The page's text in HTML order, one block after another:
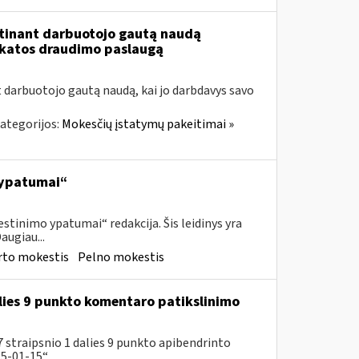
darbuotojo gautą naudą
draudimo paslaugą
gautą naudą, kai jo darbdavys savo
Mokesčių įstatymų pakeitimai »
ypatumai“ redakcija. Šis leidinys yra
mokestis Pelno mokestis
9 punkto komentaro patikslinimo
1 dalies 9 punkto apibendrinto